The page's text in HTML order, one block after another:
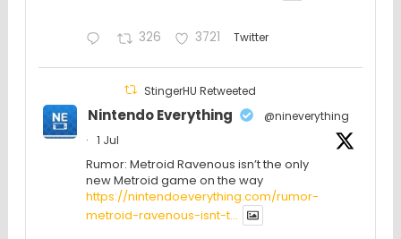
326 3721 Twitter
StingerHU Retweeted
Nintendo Everything
@nineverything
·
1 Jul
Rumor: Metroid Ravenous isn’t the only
new Metroid game on the way
https://nintendoeverything.com/rumor-
metroid-ravenous-isnt-t...